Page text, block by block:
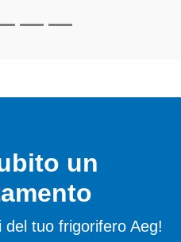
un
tuo frigorifero Aeg!